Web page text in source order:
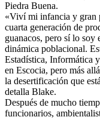
Piedra Buena.
«Viví mi infancia y gran
cuarta generación de
guanacos, pero sí lo
dinámica poblacional.
Estadística, Informática
en Escocia, pero más
la desertificación que
detalla Blake.
Después de mucho
funcionarios,